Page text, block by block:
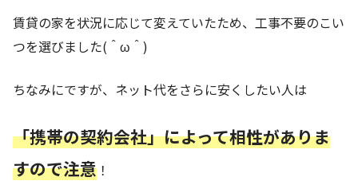
賃貸の家を状況に応じて変えていたため、工事不要のこい
つを選びました(＾ω＾)
ちなみにですが、ネット代をさらに安くしたい人は
「携帯の契約会社」によって相性がありま
すので注意 ！